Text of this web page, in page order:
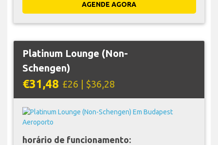
AGENDE AGORA
Platinum Lounge (Non-
Schengen)
€31,48 £26 | $36,28
horário de funcionamento: